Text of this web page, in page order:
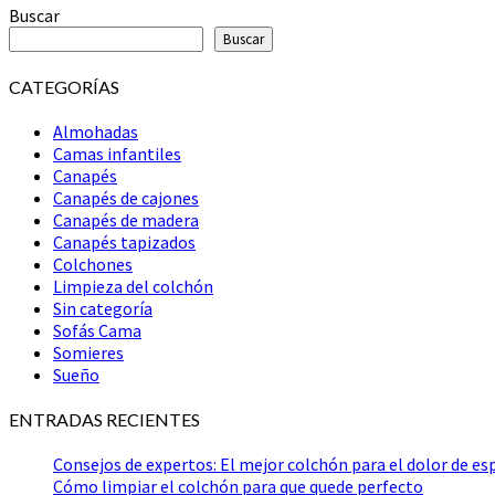
Buscar
Buscar
CATEGORÍAS
Almohadas
Camas infantiles
Canapés
Canapés de cajones
Canapés de madera
Canapés tapizados
Colchones
Limpieza del colchón
Sin categoría
Sofás Cama
Somieres
Sueño
ENTRADAS RECIENTES
Consejos de expertos: El mejor colchón para el dolor de
Cómo limpiar el colchón para que quede perfecto